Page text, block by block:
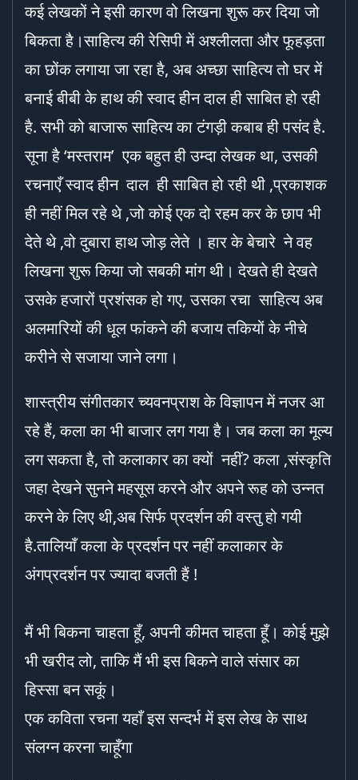
कई लेखकों ने इसी कारण वो लिखना शुरू कर दिया जो
बिकता है।साहित्य की रेसिपी में अश्लीलता और फूहड़ता
का छोंक लगाया जा रहा है, अब अच्छा साहित्य तो घर में
बनाई बीबी के हाथ की स्वाद हीन दाल ही साबित हो रही
है. सभी को बाजारू साहित्य का टंगड़ी कबाब ही पसंद है.
सूना है ‘मस्तराम’ एक बहुत ही उम्दा लेखक था, उसकी
रचनाएँ स्वाद हीन दाल ही साबित हो रही थी ,प्रकाशक
ही नहीं मिल रहे थे ,जो कोई एक दो रहम कर के छाप भी
देते थे ,वो दुबारा हाथ जोड़ लेते । हार के बेचारे ने वह
लिखना शुरू किया जो सबकी मांग थी। देखते ही देखते
उसके हजारों प्रशंसक हो गए, उसका रचा साहित्य अब
अलमारियों की धूल फांकने की बजाय तकियों के नीचे
करीने से सजाया जाने लगा।
शास्त्रीय संगीतकार च्यवनप्राश के विज्ञापन में नजर आ
रहे हैं, कला का भी बाजार लग गया है। जब कला का मूल्य
लग सकता है, तो कलाकार का क्यों नहीं? कला ,संस्कृति
जहा देखने सुनने महसूस करने और अपने रूह को उन्नत
करने के लिए थी,अब सिर्फ प्रदर्शन की वस्तु हो गयी
है.तालियाँ कला के प्रदर्शन पर नहीं कलाकार के
अंगप्रदर्शन पर ज्यादा बजती हैं !
मैं भी बिकना चाहता हूँ, अपनी कीमत चाहता हूँ। कोई मुझे
भी खरीद लो, ताकि मैं भी इस बिकने वाले संसार का
हिस्सा बन सकूं।
एक कविता रचना यहाँ इस सन्दर्भ में इस लेख के साथ
संलग्न करना चाहूँगा